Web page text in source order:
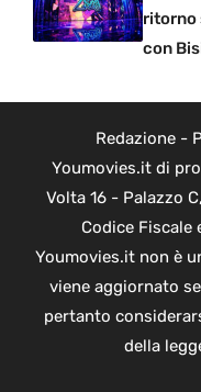
ritorno
con
Redazione-
Youmovies.it di
Volta 16 - Palazzo
Codice Fiscale
Youmovies.it non è
viene aggiornato
pertanto
della